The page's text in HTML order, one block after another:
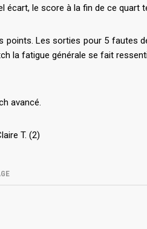
écart, le score à la fin de ce quart
points. Les sorties pour 5 fautes
la fatigue générale se fait
avancé.
T. (2)